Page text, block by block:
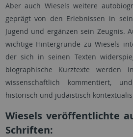
Aber auch Wiesels weitere
geprägt von den Erlebnissen in
Jugend und ergänzen sein Zeugnis.
wichtige Hintergründe zu Wiesels
der sich in seinen Texten
biographische Kurztexte werden
wissenschaftlich kommentiert,
historisch und judaistisch
Wiesels veröffentlichte
Schriften: